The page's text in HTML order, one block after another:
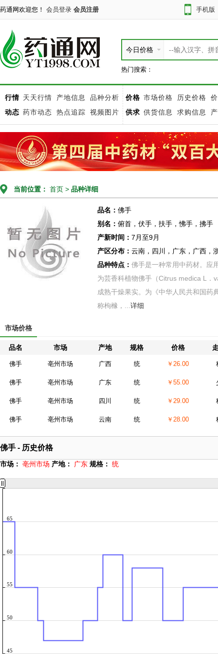
药通网欢迎您！ 会员登录 会员注册 手机版
今日价格
热门搜索：
行情 天天行情 产地信息
品种分析
动态 药市动态 热点追踪 视频图片
价格 市场价格 历史价格
供求 供货信息 求购信息
当前位置： 首页 > 品种详细
品名： 佛手
别名： 俯首，伏手，扶手，怫手，拂手
产新时间： 7月至9月
产区分布： 云南，四川，广东，广西，
品种特点： 佛手是一种常用中药材。应
为芸香科植物佛手（Citrus medica L．
成熟干燥果实。为《中华人民共和国药
称枸橼，... 详细
市场价格
品名 市场 产地 规格 价格
佛手 亳州市场 广西 统 ￥26.00
佛手 亳州市场 广东 统 ￥55.00
佛手 亳州市场 四川 统 ￥29.00
佛手 亳州市场 云南 统 ￥28.00
佛手 - 历史价格
市场： 亳州市场 产地： 广东 规格： 统
45
50
55
60
65